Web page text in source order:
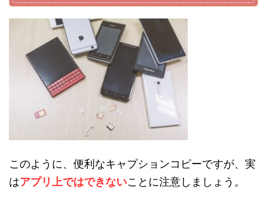
このように、便利なキャプションコピーですが、実
はアプリ上ではできないことに注意しましょう。